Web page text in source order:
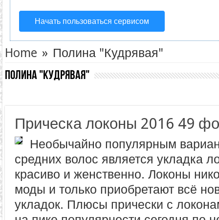
Начать пользоваться сервисом
Home » Полина "Кудрявая"
Полина "Кудрявая"
Прическа локоны 2016 49
Необычайно популярным
средних волос является укладка
красиво и женственно. Локоны
моды и только приобретают всё
укладок. Плюсы прически с